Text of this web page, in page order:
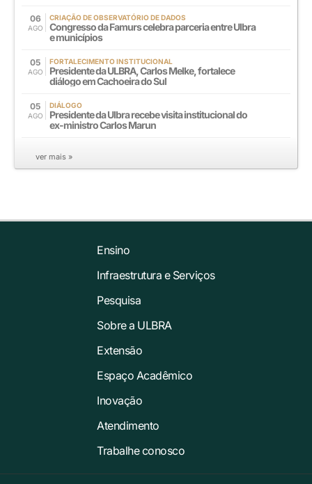
06
AGO
CRIAÇÃO DE OBSERVATÓRIO DE DADOS
Congresso da Famurs celebra parceria entre Ulbra
e municípios
05
AGO
FORTALECIMENTO INSTITUCIONAL
Presidente da ULBRA, Carlos Melke, fortalece
diálogo em Cachoeira do Sul
05
AGO
DIÁLOGO
Presidente da Ulbra recebe visita institucional do
ex-ministro Carlos Marun
ver mais »
Ensino
Infraestrutura e Serviços
Pesquisa
Sobre a ULBRA
Extensão
Espaço Acadêmico
Inovação
Atendimento
Trabalhe conosco